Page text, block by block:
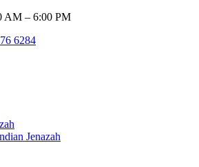
AM – 6:00 PM
6284
Jenazah